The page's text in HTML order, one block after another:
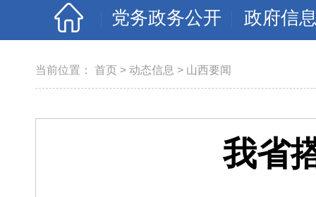
党务政务公开 政府信
当前位置： 首页 > 动态信息 > 山西要闻
我省